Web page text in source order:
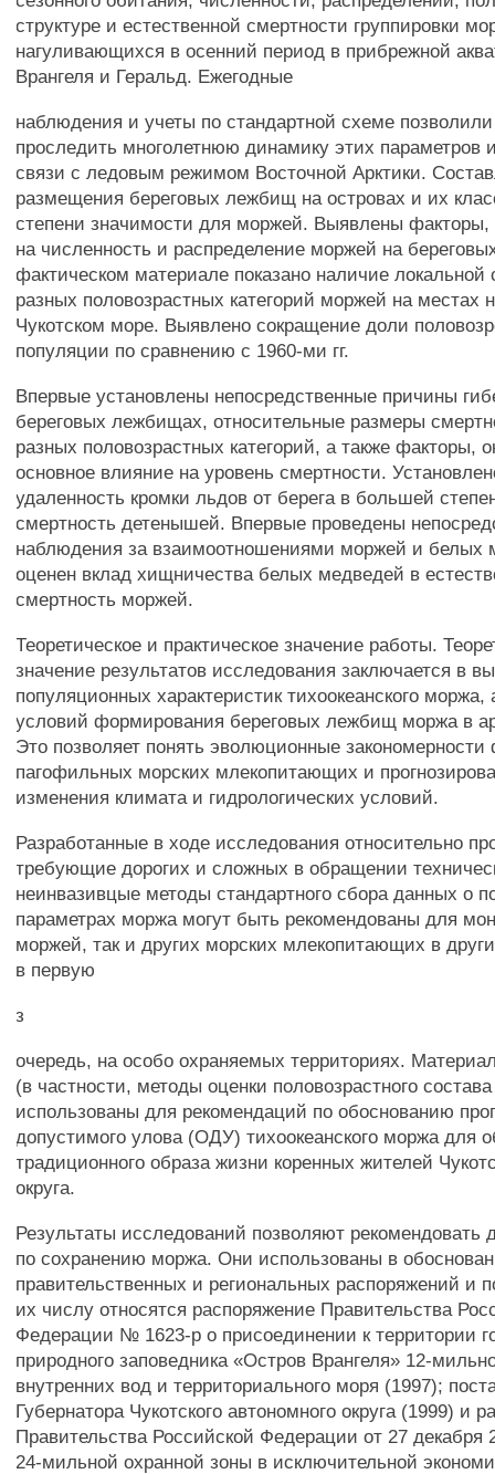
структуре и естественной смертности группировки
нагуливающихся в осенний период в прибрежной
Врангеля и Геральд. Ежегодные
наблюдения и учеты по стандартной схеме
проследить многолетнюю динамику этих параметров
связи с ледовым режимом Восточной Арктики.
размещения береговых лежбищ на островах и их
степени значимости для моржей. Выявлены
на численность и распределение моржей на
фактическом материале показано наличие локальной
разных половозрастных категорий моржей на местах
Чукотском море. Выявлено сокращение доли
популяции по сравнению с 1960-ми гг.
Впервые установлены непосредственные причины
береговых лежбищах, относительные размеры
разных половозрастных категорий, а также факторы,
основное влияние на уровень смертности.
удаленность кромки льдов от берега в большей
смертность детенышей. Впервые проведены
наблюдения за взаимоотношениями моржей и белых
оценен вклад хищничества белых медведей в
смертность моржей.
Теоретическое и практическое значение работы.
значение результатов исследования заключается в
популяционных характеристик тихоокеанского
условий формирования береговых лежбищ моржа в
Это позволяет понять эволюционные
пагофильных морских млекопитающих и
изменения климата и гидрологических условий.
Разработанные в ходе исследования относительно
требующие дорогих и сложных в обращении
неинвазивцые методы стандартного сбора данных о
параметрах моржа могут быть рекомендованы для
моржей, так и других морских млекопитающих в
в первую
з
очередь, на особо охраняемых территориях.
(в частности, методы оценки половозрастного
использованы для рекомендаций по обоснованию
допустимого улова (ОДУ) тихоокеанского моржа для
традиционного образа жизни коренных жителей
округа.
Результаты исследований позволяют рекомендовать
по сохранению моржа. Они использованы в
правительственных и региональных распоряжений и
их числу относятся распоряжение Правительства
Федерации № 1623-р о присоединении к территории
природного заповедника «Остров Врангеля» 12-
внутренних вод и территориального моря (1997);
Губернатора Чукотского автономного округа (1999) и
Правительства Российской Федерации от 27 декабря
24-мильной охранной зоны в исключительной